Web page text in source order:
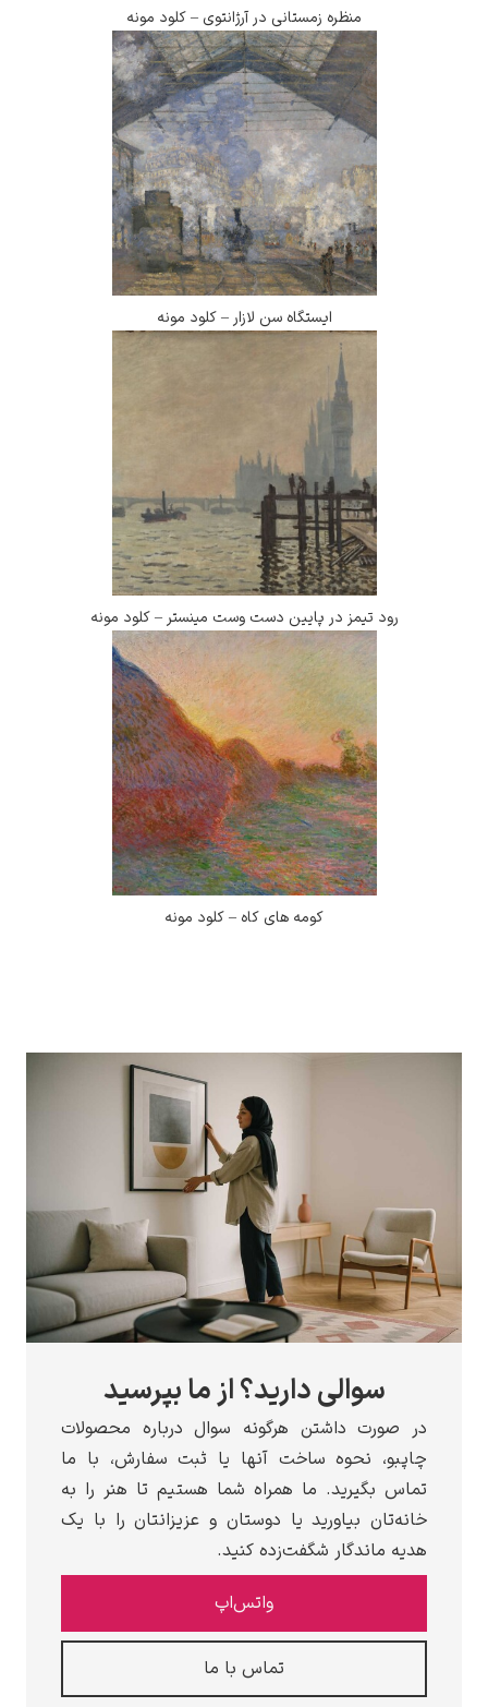
منظره زمستانی در آرژانتوی – کلود مونه
ایستگاه سن لازار – کلود مونه
رود تیمز در پایین دست وست مینستر – کلود مونه
کومه های کاه – کلود مونه
سوالی دارید؟ از ما بپرسید
در صورت داشتن هرگونه سوال درباره محصولات
چاپبو، نحوه ساخت آنها یا ثبت سفارش، با ما
تماس بگیرید. ما همراه شما هستیم تا هنر را به
خانه‌تان بیاورید یا دوستان و عزیزانتان را با یک
هدیه ماندگار شگفت‌زده کنید.
واتس‌اپ
تماس با ما